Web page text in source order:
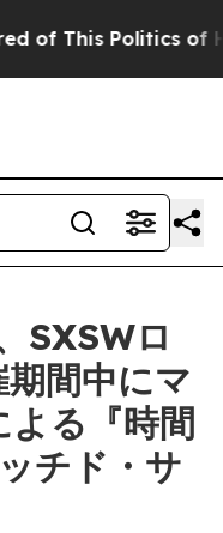
This Politics of
SXSWロ
間中にマ
る『時間
チド・サ